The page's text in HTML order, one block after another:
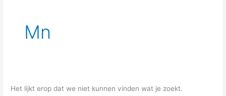
Mn
Het lijkt erop dat we niet kunnen vinden wat je zoekt.